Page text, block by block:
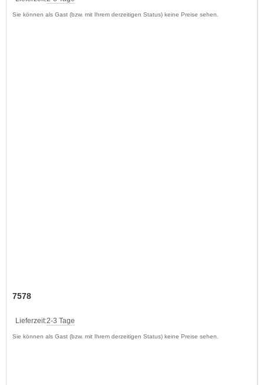
Sie können als Gast (bzw. mit Ihrem derzeitigen Status) keine Preise sehen.
7578
Lieferzeit:2-3 Tage
Sie können als Gast (bzw. mit Ihrem derzeitigen Status) keine Preise sehen.